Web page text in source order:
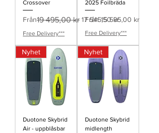
Crossover
Från
Ordinarie pris
19 495,00 kr 17 545,50 kr
Reapris
Free Delivery***
2025 Foilbräda
Från15 595,00 kr
Reapris
Free Delivery***
Nyhet
Duotone Skybrid
Air - uppblåsbar
Nyhet
Duotone Skybrid
midlength